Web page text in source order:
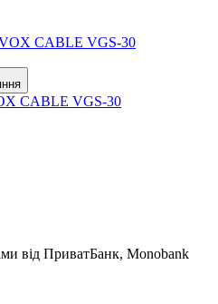
CABLE VGS-30
від ПриватБанк, Monobank